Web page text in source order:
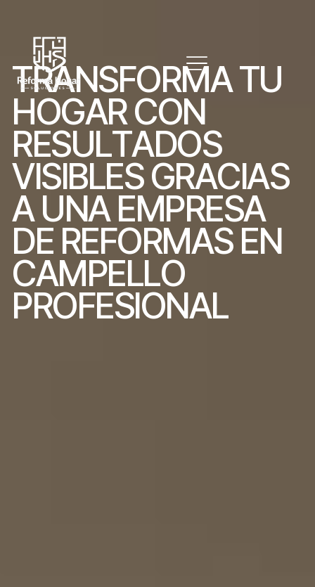
TRANSFORMATU
HOGARCON
RESULTADOS
VISIBLES GRACIAS
A UNA EMPRESA
DE REFORMAS EN
CAMPELLO
PROFESIONAL